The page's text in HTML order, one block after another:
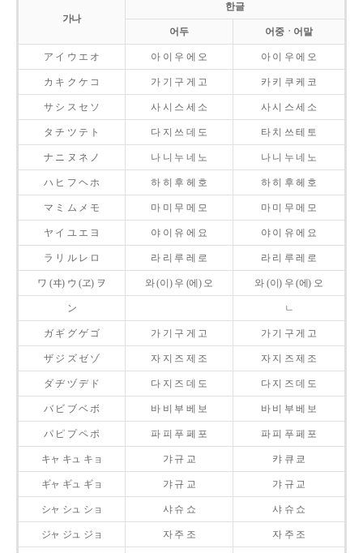
가나
한글
어두 어중ㆍ어말
ア イ ウ エ オ 아 이 우 에 오 아 이 우 에 오
カ キ ク ケ コ 가 기 구 게 고 카 키 쿠 케 코
サ シ ス セ ソ 사 시 스 세 소 사 시 스 세 소
タ チ ツ テ ト 다 지 쓰 데 도 타 치 쓰 테 토
ナ ニ ヌ ネ ノ 나 니 누 네 노 나 니 누 네 노
ハ ヒ フ ヘ ホ 하 히 후 헤 호 하 히 후 헤 호
マ ミ ム メ モ 마 미 무 메 모 마 미 무 메 모
ヤ イ ユ エ ヨ 야 이 유 에 요 야 이 유 에 요
ラ リ ル レ ロ 라 리 루 레 로 라 리 루 레 로
ワ (ヰ) ウ (ヱ) ヲ 와 (이) 우 (에) 오 와 (이) 우 (에) 오
ン ㄴ
ガ ギ グ ゲ ゴ 가 기 구 게 고 가 기 구 게 고
ザ ジ ズ ゼ ゾ 자 지 즈 제 조 자 지 즈 제 조
ダ ヂ ヅ デ ド 다 지 즈 데 도 다 지 즈 데 도
バ ビ ブ ベ ボ 바 비 부 베 보 바 비 부 베 보
パ ピ プ ペ ポ 파 피 푸 페 포 파 피 푸 페 포
キャ キュ キョ 갸 규 교 캬 큐 쿄
ギャ ギュ ギョ 갸 규 교 갸 규 교
シャ シュ ショ 샤 슈 쇼 샤 슈 쇼
ジャ ジュ ジョ 자 주 조 자 주 조